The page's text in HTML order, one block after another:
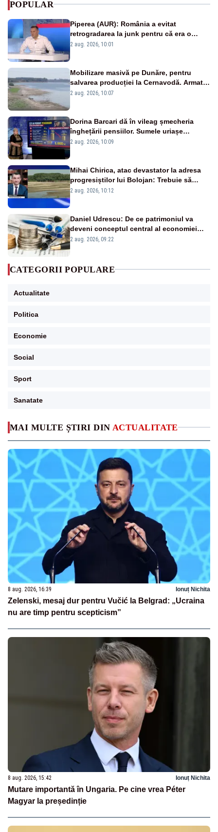
MAI MULTE ȘTIRI DIN ACTUALITATE
8 aug. 2026, 16:39 Ionuț Nichita
Zelenski, mesaj dur pentru Vučić la Belgrad: „Ucraina
nu are timp pentru scepticism”
8 aug. 2026, 15:42 Ionuț Nichita
Mutare importantă în Ungaria. Pe cine vrea Péter
Magyar la președinție
POPULAR
Piperea (AUR): România a evitat
retrogradarea la junk pentru că era o
catastrofă pentru bănci și fondurile de
2 aug. 2026, 10:01
Mobilizare masivă pe Dunăre, pentru
salvarea producției la Cernavodă. Armata
va detona o stâncă și va devia apa
2 aug. 2026, 10:07
Dorina Barcari dă în vileag șmecheria
înghețării pensiilor. Sumele uriașe
pierdute de fiecare român
2 aug. 2026, 10:09
Mihai Chirica, atac devastator la adresa
progresiștilor lui Bolojan: Trebuie să
protejăm și natura, dar nu șținem omaneii
2 aug. 2026, 10:12
Daniel Udrescu: De ce patrimoniul va
deveni conceptul central al economiei
viitoare?
2 aug. 2026, 09:22
CATEGORII POPULARE
Actualitate
Politica
Economie
Social
Sport
Sanatate